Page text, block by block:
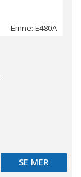
Emne: E480A
SE MER
SE MER